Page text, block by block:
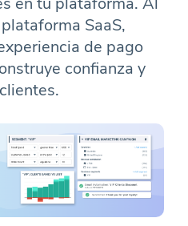
SaaS,
de pago
confianza y